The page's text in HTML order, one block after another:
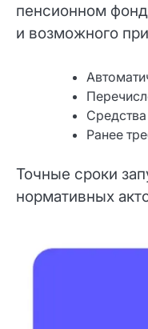
пенсионном
и возможного
Ранее
Точные сроки
нормативных